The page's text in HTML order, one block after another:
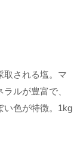
取される塩。マ
ルが豊富で、
い色が特徴。1kg